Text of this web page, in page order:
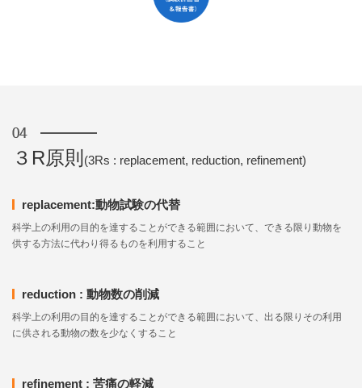
３R原則 (3Rs : replacement, reduction, refinement)
replacement:動物試験の代替
科学上の利用の目的を達することができる範囲において、できる限り動物を
供する方法に代わり得るものを利用すること
reduction : 動物数の削減
科学上の利用の目的を達することができる範囲において、出る限りその利用
に供される動物の数を少なくすること
refinement : 苦痛の軽減